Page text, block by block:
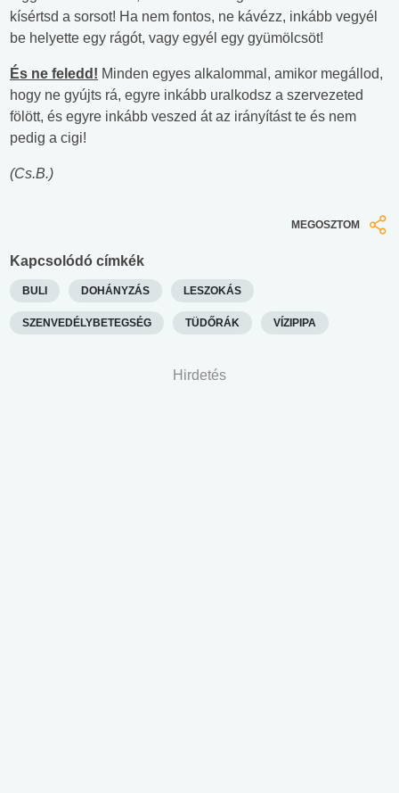
kísértsd a sorsot! Ha nem fontos, ne kávézz, inkább vegyél
be helyette egy rágót, vagy egyél egy gyümölcsöt!
És ne feledd! Minden egyes alkalommal, amikor megállod,
hogy ne gyújts rá, egyre inkább uralkodsz a szervezeted
fölött, és egyre inkább veszed át az irányítást te és nem
pedig a cigi!
(Cs.B.)
MEGOSZTOM
Kapcsolódó címkék
BULI DOHÁNYZÁS LESZOKÁS
SZENVEDÉLYBETEGSÉG TÜDŐRÁK VÍZIPIPA
Hirdetés